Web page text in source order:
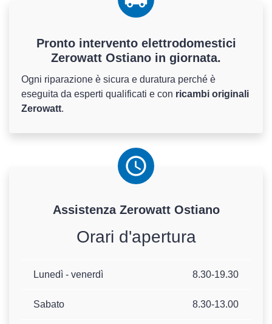
Pronto intervento elettrodomestici
Zerowatt Ostiano in giornata.
Ogni riparazione è sicura e duratura perché è
eseguita da esperti qualificati e con ricambi originali
Zerowatt.
Assistenza ZerowattOstiano
Orari d'apertura
Lunedì - venerdì 8.30-19.30
Sabato 8.30-13.00